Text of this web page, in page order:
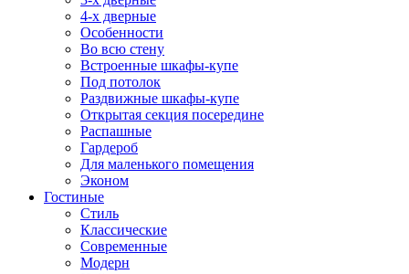
4-х дверные
Особенности
Во всю стену
Встроенные шкафы-купе
Под потолок
Раздвижные шкафы-купе
Открытая секция посередине
Распашные
Гардероб
Для маленького помещения
Эконом
Гостиные
Стиль
Классические
Современные
Модерн